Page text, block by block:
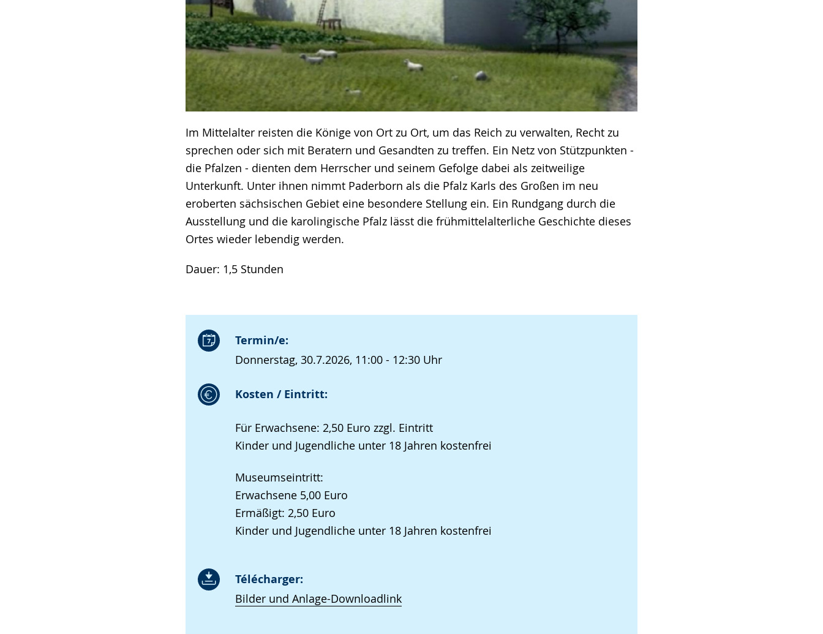
Im Mittelalter reisten die Könige von Ort zu Ort, um das Reich zu verwalten, Recht zu
sprechen oder sich mit Beratern und Gesandten zu treffen. Ein Netz von Stützpunkten -
die Pfalzen - dienten dem Herrscher und seinem Gefolge dabei als zeitweilige
Unterkunft. Unter ihnen nimmt Paderborn als die Pfalz Karls des Großen im neu
eroberten sächsischen Gebiet eine besondere Stellung ein. Ein Rundgang durch die
Ausstellung und die karolingische Pfalz lässt die frühmittelalterliche Geschichte dieses
Ortes wieder lebendig werden.
Dauer: 1,5 Stunden
Termin/e:
Donnerstag, 30.7.2026, 11:00 - 12:30 Uhr
Kosten / Eintritt:
Für Erwachsene: 2,50 Euro zzgl. Eintritt
Kinder und Jugendliche unter 18 Jahren kostenfrei
Museumseintritt:
Erwachsene 5,00 Euro
Ermäßigt: 2,50 Euro
Kinder und Jugendliche unter 18 Jahren kostenfrei
Télécharger:
Bilder und Anlage-Downloadlink